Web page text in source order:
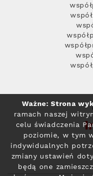
Ważne: Strona
ramach naszej
celu świadczenia
poziomie, w tym
indywidualnych
zmiany ustawień
będą one